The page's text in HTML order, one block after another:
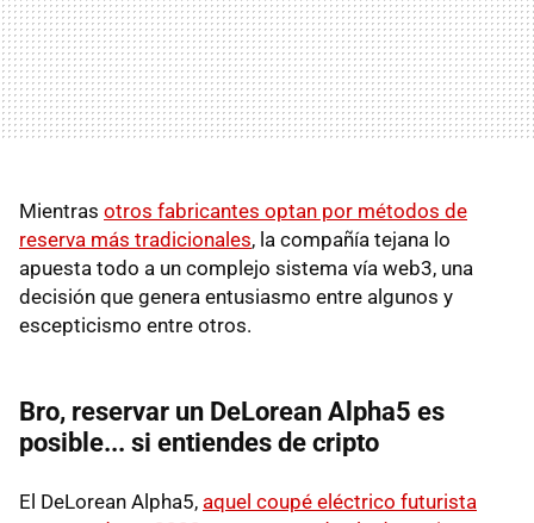
Mientras otros fabricantes optan por métodos de
reserva más tradicionales, la compañía tejana lo
apuesta todo a un complejo sistema vía web3, una
decisión que genera entusiasmo entre algunos y
escepticismo entre otros.
Bro, reservar un DeLorean Alpha5 es
posible... si entiendes de cripto
El DeLorean Alpha5, aquel coupé eléctrico futurista